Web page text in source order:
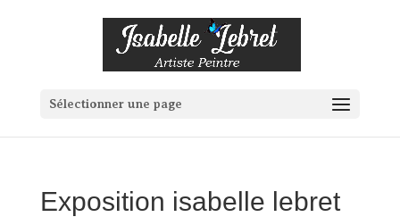
Sélectionner une page
Exposition isabelle lebret